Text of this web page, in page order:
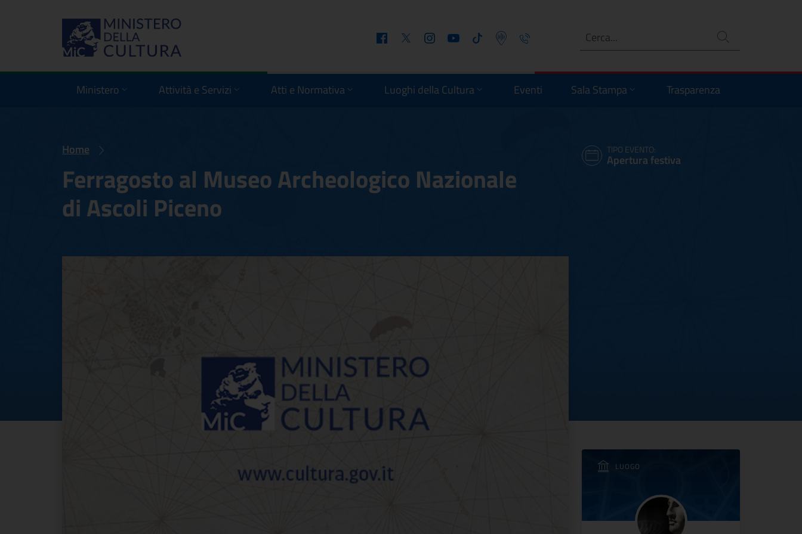
FacebookTwitter InstagramYoutube Tiktok Podcast Telefono Ricerca
Ministero Attività e Servizi Atti e Normativa Luoghi della Cultura Eventi Sala Stampa Trasparenza
Home
Ferragosto al Museo Archeologico Nazionale
di Ascoli Piceno
TIPO EVENTO:
Apertura festiva
LUOGO